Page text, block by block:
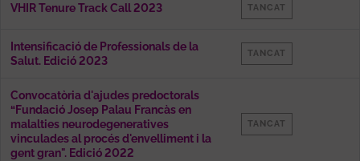
VHIR Tenure Track Call 2023 TANCAT
Intensificació de Professionals de la
Salut. Edició 2023
TANCAT
Convocatòria d'ajudes predoctorals
“Fundació Josep Palau Francàs en
malalties neurodegeneratives
vinculades al procés d'envelliment i la
gent gran". Edició 2022
TANCAT